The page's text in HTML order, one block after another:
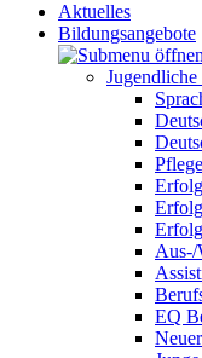
Aktuelles
Bildungsangebote
Aus-/
EQ